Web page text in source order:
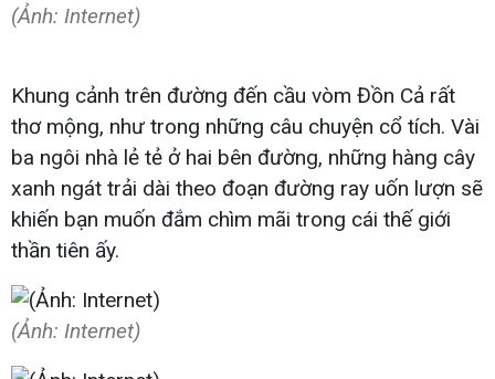
(Ảnh: Internet)
Khung cảnh trên đường đến cầu vòm Đồn Cả rất
thơ mộng, như trong những câu chuyện cổ tích. Vài
ba ngôi nhà lẻ tẻ ở hai bên đường, những hàng cây
xanh ngát trải dài theo đoạn đường ray uốn lượn sẽ
khiến bạn muốn đắm chìm mãi trong cái thế giới
thần tiên ấy.
(Ảnh: Internet)